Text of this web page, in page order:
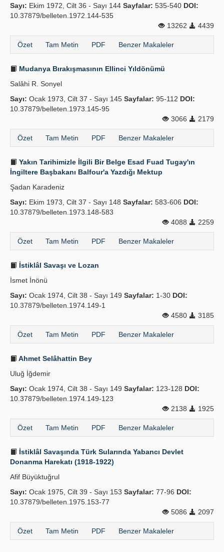
Sayı: Ekim 1972, Cilt 36 - Sayı 144 Sayfalar: 535-540 DOI:
10.37879/belleten.1972.144-535
13262
4439
Özet Tam Metin PDF Benzer Makaleler
Mudanya Bırakışmasının Ellinci Yıldönümü
Salâhi R. Sonyel
Sayı: Ocak 1973, Cilt 37 - Sayı 145 Sayfalar: 95-112 DOI:
10.37879/belleten.1973.145-95
3066
2179
Özet Tam Metin PDF Benzer Makaleler
Yakın Tarihimizle İlgili Bir Belge Esad Fuad Tugay'ın
İngiltere Başbakanı Balfour'a Yazdığı Mektup
Şadan Karadeniz
Sayı: Ekim 1973, Cilt 37 - Sayı 148 Sayfalar: 583-606 DOI:
10.37879/belleten.1973.148-583
4088
2259
Özet Tam Metin PDF Benzer Makaleler
İstiklâl Savaşı ve Lozan
İsmet İnönü
Sayı: Ocak 1974, Cilt 38 - Sayı 149 Sayfalar: 1-30 DOI:
10.37879/belleten.1974.149-1
4580
3185
Özet Tam Metin PDF Benzer Makaleler
Ahmet Selâhattin Bey
Uluğ İğdemir
Sayı: Ocak 1974, Cilt 38 - Sayı 149 Sayfalar: 123-128 DOI:
10.37879/belleten.1974.149-123
2138
1925
Özet Tam Metin PDF Benzer Makaleler
İstiklâl Savaşında Türk Sularında Yabancı Devlet
Donanma Harekatı (1918-1922)
Afif Büyüktuğrul
Sayı: Ocak 1975, Cilt 39 - Sayı 153 Sayfalar: 77-96 DOI:
10.37879/belleten.1975.153-77
5086
2097
Özet Tam Metin PDF Benzer Makaleler